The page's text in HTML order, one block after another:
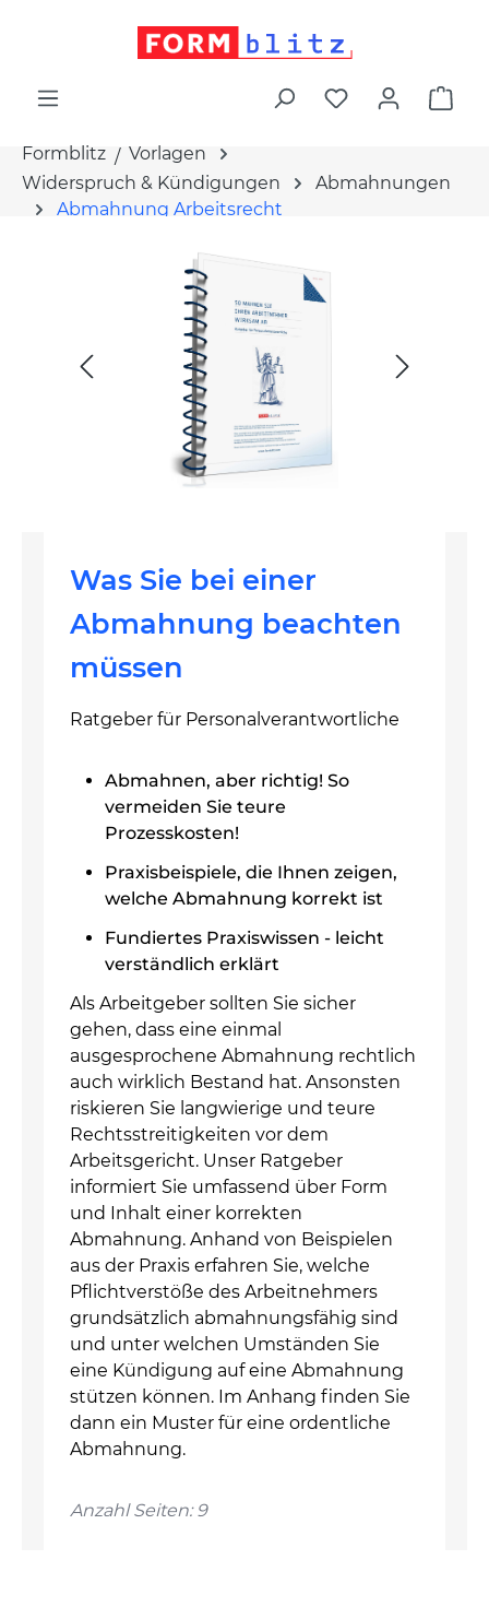
Formblitz
Vorlagen
Widerspruch & Kündigungen
Abmahnungen
Abmahnung Arbeitsrecht
Was Sie bei einer
Abmahnung beachten
müssen
Ratgeber für Personalverantwortliche
Abmahnen, aber richtig! So
vermeiden Sie teure
Prozesskosten!
Praxisbeispiele, die Ihnen zeigen,
welche Abmahnung korrekt ist
Fundiertes Praxiswissen - leicht
verständlich erklärt
Als Arbeitgeber sollten Sie sicher
gehen, dass eine einmal
ausgesprochene Abmahnung rechtlich
auch wirklich Bestand hat. Ansonsten
riskieren Sie langwierige und teure
Rechtsstreitigkeiten vor dem
Arbeitsgericht. Unser Ratgeber
informiert Sie umfassend über Form
und Inhalt einer korrekten
Abmahnung. Anhand von Beispielen
aus der Praxis erfahren Sie, welche
Pflichtverstöße des Arbeitnehmers
grundsätzlich abmahnungsfähig sind
und unter welchen Umständen Sie
eine Kündigung auf eine Abmahnung
stützen können. Im Anhang finden Sie
dann ein Muster für eine ordentliche
Abmahnung.
Anzahl Seiten: 9